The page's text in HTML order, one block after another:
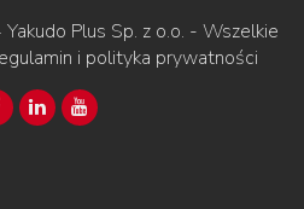
Yakudo Plus Sp. z o.o. - Wszelkie
i polityka prywatności